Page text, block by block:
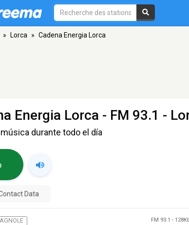
» Lorca » Cadena Energia Lorca
Energia Lorca - FM 93.1 -
durante todo el día
Data
FM 93.1 -